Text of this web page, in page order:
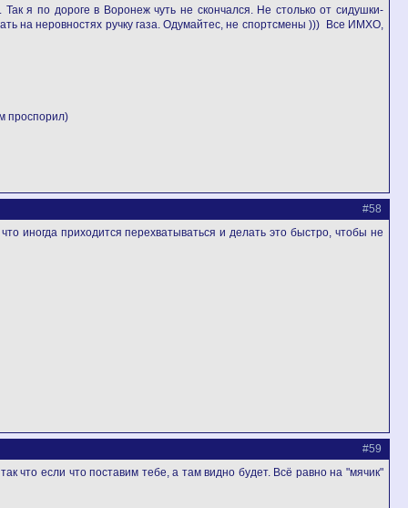
я по дороге в Воронеж чуть не скончался. Не столько от сидушки-
на неровностях ручку газа. Одумайтес, не спортсмены ))) Все ИМХО,
проспорил)
#58
иногда приходится перехватываться и делать это быстро, чтобы не
#59
что если что поставим тебе, а там видно будет. Всё равно на "мячик"